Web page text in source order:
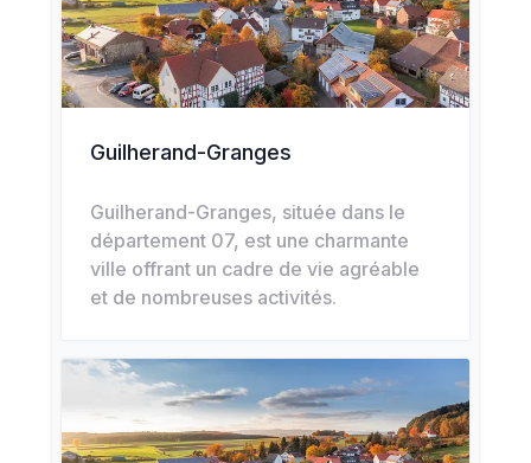
Guilherand-Granges
Guilherand-Granges, située dans le
département 07, est une charmante
ville offrant un cadre de vie agréable
et de nombreuses activités.